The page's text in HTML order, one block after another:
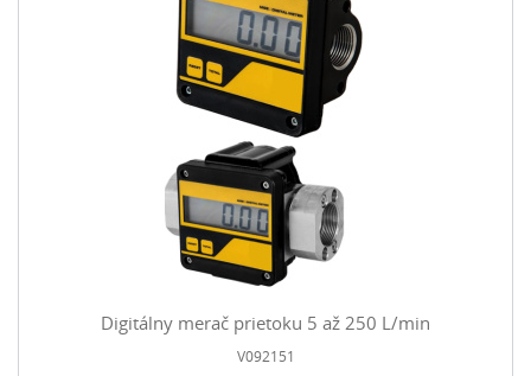
Digitálny merač prietoku 5 až 250 L/min
V092151